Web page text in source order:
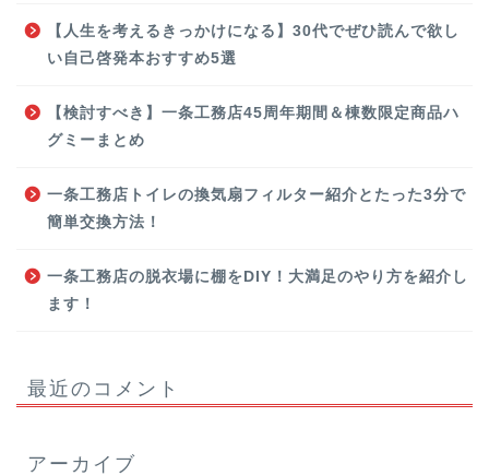
【人生を考えるきっかけになる】30代でぜひ読んで欲し
い自己啓発本おすすめ5選
【検討すべき】一条工務店45周年期間＆棟数限定商品ハ
グミーまとめ
一条工務店トイレの換気扇フィルター紹介とたった3分で
簡単交換方法！
一条工務店の脱衣場に棚をDIY！大満足のやり方を紹介し
ます！
最近のコメント
アーカイブ